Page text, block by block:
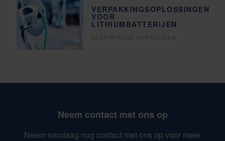
VERPAKKINGSOPLOSSINGEN
VOOR
LITHIUMBATTERIJEN
ELEKTRISCHE VOERTUIGEN
Neem contact met ons op
Neem vandaag nog contact met ons op voor meer